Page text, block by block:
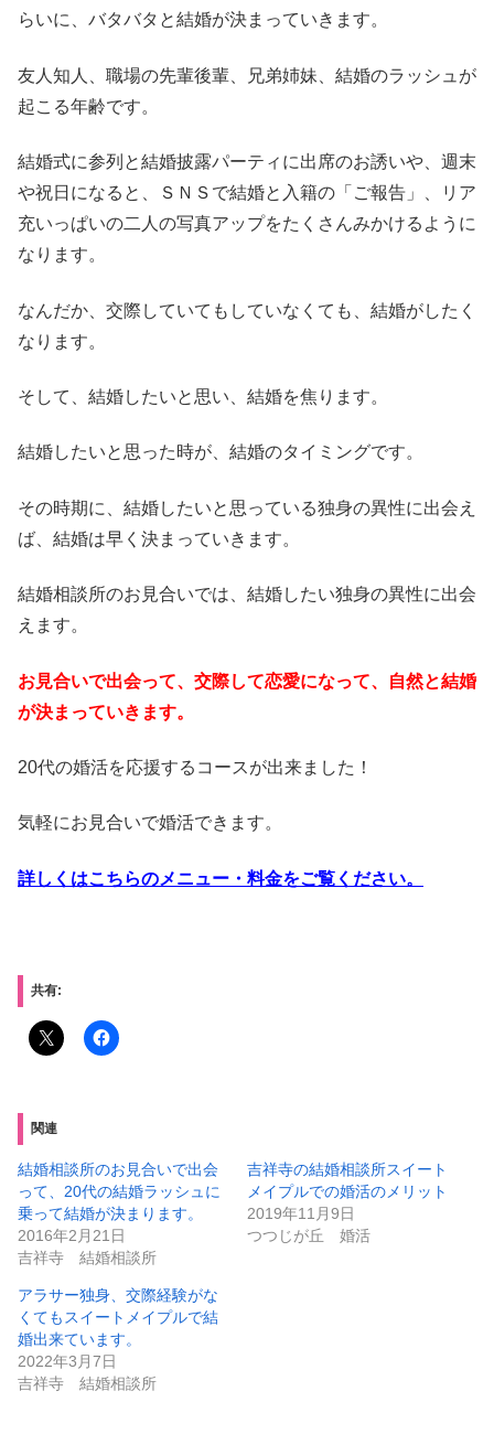
らいに、バタバタと結婚が決まっていきます。
友人知人、職場の先輩後輩、兄弟姉妹、結婚のラッシュが
起こる年齢です。
結婚式に参列と結婚披露パーティに出席のお誘いや、週末
や祝日になると、ＳＮＳで結婚と入籍の「ご報告」、リア
充いっぱいの二人の写真アップをたくさんみかけるように
なります。
なんだか、交際していてもしていなくても、結婚がしたく
なります。
そして、結婚したいと思い、結婚を焦ります。
結婚したいと思った時が、結婚のタイミングです。
その時期に、結婚したいと思っている独身の異性に出会え
ば、結婚は早く決まっていきます。
結婚相談所のお見合いでは、結婚したい独身の異性に出会
えます。
お見合いで出会って、交際して恋愛になって、自然と結婚
が決まっていきます。
20代の婚活を応援するコースが出来ました！
気軽にお見合いで婚活できます。
詳しくはこちらのメニュー・料金をご覧ください。
共有:
関連
結婚相談所のお見合いで出会
って、20代の結婚ラッシュに
乗って結婚が決まります。
2016年2月21日
吉祥寺 結婚相談所
吉祥寺の結婚相談所スイート
メイプルでの婚活のメリット
2019年11月9日
つつじが丘 婚活
アラサー独身、交際経験がな
くてもスイートメイプルで結
婚出来ています。
2022年3月7日
吉祥寺 結婚相談所